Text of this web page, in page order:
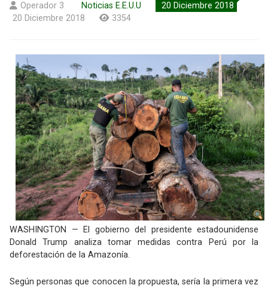
Operador 3 Noticias E.E.U.U
20 Diciembre 2018
20 Diciembre 2018
3354
WASHINGTON — El gobierno del presidente estadounidense
Donald Trump analiza tomar medidas contra Perú por la
deforestación de la Amazonía.
Según personas que conocen la propuesta, sería la primera vez